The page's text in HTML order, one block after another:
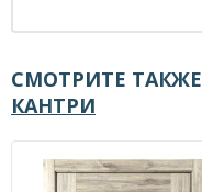
СМОТРИТЕ ТАКЖЕ
КАНТРИ